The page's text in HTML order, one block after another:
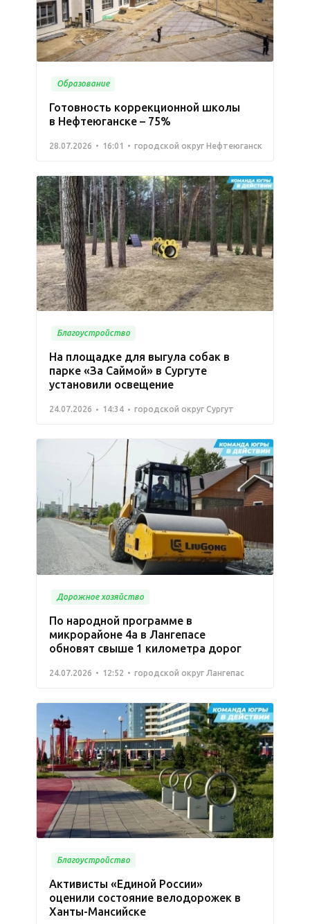
Образование
Готовность коррекционной школы
в Нефтеюганске – 75%
28.07.2026 16:01 городской округ Нефтеюганск
Благоустройство
На площадке для выгула собак в
парке «За Саймой» в Сургуте
установили освещение
24.07.2026 14:34 городской округ Сургут
Дорожное хозяйство
По народной программе в
микрорайоне 4а в Лангепасе
обновят свыше 1 километра дорог
24.07.2026 12:52 городской округ Лангепас
Благоустройство
Активисты «Единой России»
оценили состояние велодорожек в
Ханты-Мансийске